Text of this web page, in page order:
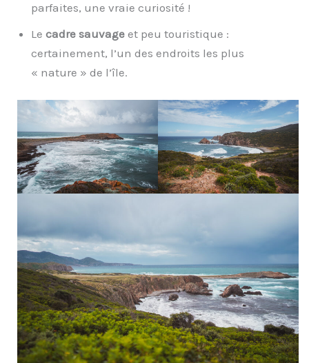
parfaites, une vraie curiosité !
Le cadre sauvage et peu touristique :
certainement, l’un des endroits les plus
« nature » de l’île.